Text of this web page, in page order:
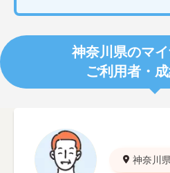
神奈川県のマ
ご利用者・
神奈川県